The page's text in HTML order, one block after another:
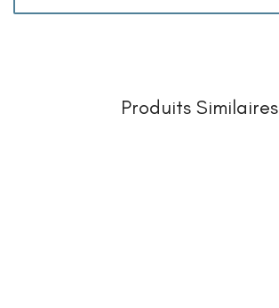
Produits Similaires